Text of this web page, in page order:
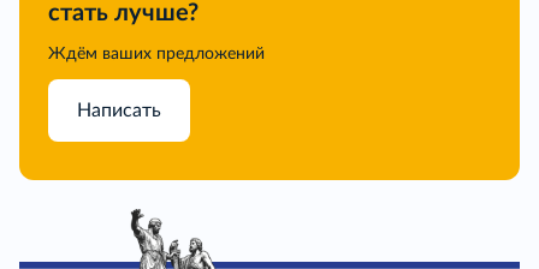
стать лучше?
Ждём ваших предложений
Написать